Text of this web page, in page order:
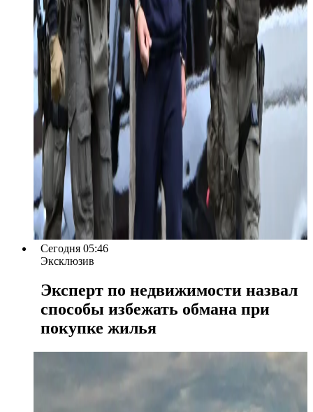
Сегодня 05:46
Эксклюзив
Эксперт по недвижимости назвал
способы избежать обмана при
покупке жилья